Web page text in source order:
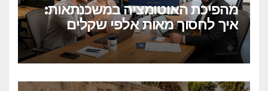
מהפיכת האוטומציה במשכנתאות:
איך לחסוך מאות אלפי שקלים
בלחיצת כפתור?